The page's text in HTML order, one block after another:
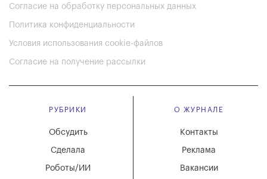
Согласие на обработку персональных данных
Политика конфиденциальности
Условия использования cookie-файлов
Согласие на получение рассылки
РУБРИКИ
Обсудить
Сделала
Роботы/ИИ
О ЖУРНАЛЕ
Вакансии
Реклама
Контакты